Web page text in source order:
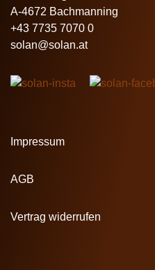
A-4672 Bachmanning
+43 7735 7070 0
solan@solan.at
Impressum
AGB
Vertrag widerrufen